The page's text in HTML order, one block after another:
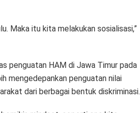
Maka itu kita melakukan sosialisasi,”
penguatan HAM di Jawa Timur pada
mengedepankan penguatan nilai
dari berbagai bentuk diskriminasi.